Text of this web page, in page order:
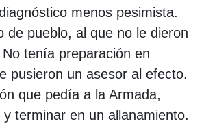
menos pesimista.
de pueblo, al que no le dieron
tenía preparación en
pusieron un asesor al efecto.
que pedía a la Armada,
terminar en un allanamiento.